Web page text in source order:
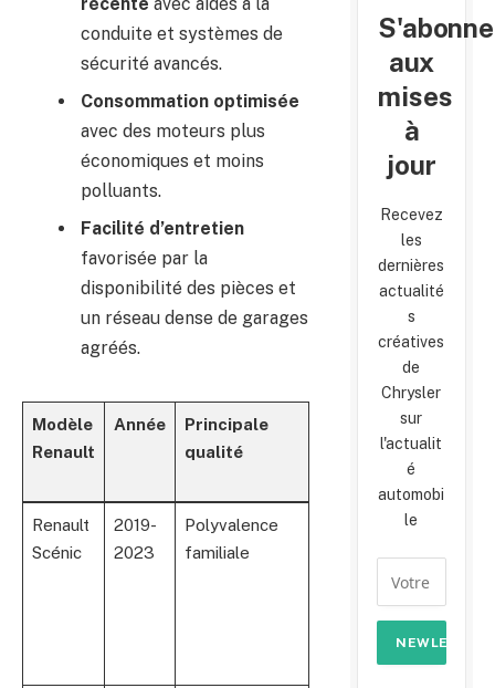
conduite et systèmes de
sécurité avancés.
Consommation optimisée
avec des moteurs plus
économiques et moins
polluants.
Facilité d’entretien
favorisée par la
disponibilité des pièces et
un réseau dense de garages
agréés.
Modèle
Renault
Année
Principale
qualité
Performance
en occasion
Renault
Scénic
2019-
2023
Polyvalence
familiale
qualité/prix
certifiée
aux
mises
à
jour
Recevez
les
dernières
actualité
s
créatives
de
Chrysler
sur
l'actualit
é
automobi
le